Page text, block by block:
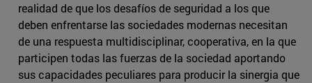
realidad de que los desafíos de seguridad a los que
deben enfrentarse las sociedades modernas necesitan
de una respuesta multidisciplinar, cooperativa, en la que
participen todas las fuerzas de la sociedad aportando
sus capacidades peculiares para producir la sinergia que